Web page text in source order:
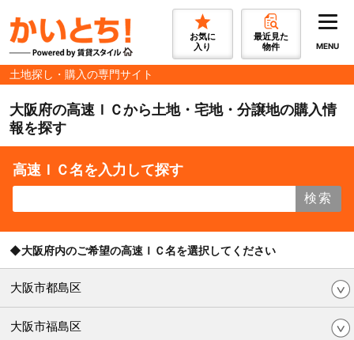
お気に
入り
最近見た
物件
MENU
土地探し・購入の専門サイト
大阪府の高速ＩＣから土地・宅地・分譲地の購入情
報を探す
高速ＩＣ名を入力して探す
検索
◆大阪府内のご希望の高速ＩＣ名を選択してください
大阪市都島区
大阪市福島区